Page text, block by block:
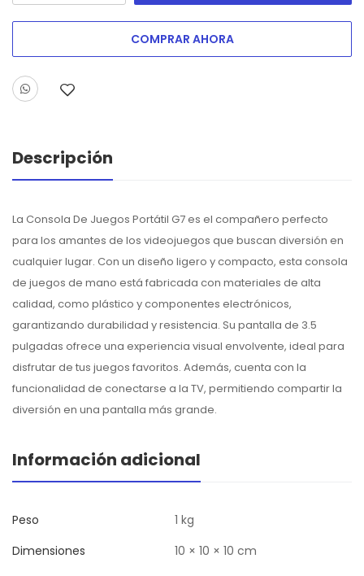
COMPRAR AHORA
Descripción
La Consola De Juegos Portátil G7 es el compañero perfecto
para los amantes de los videojuegos que buscan diversión en
cualquier lugar. Con un diseño ligero y compacto, esta consola
de juegos de mano está fabricada con materiales de alta
calidad, como plástico y componentes electrónicos,
garantizando durabilidad y resistencia. Su pantalla de 3.5
pulgadas ofrece una experiencia visual envolvente, ideal para
disfrutar de tus juegos favoritos. Además, cuenta con la
funcionalidad de conectarse a la TV, permitiendo compartir la
diversión en una pantalla más grande.
Información adicional
Peso
1 kg
Dimensiones
10 × 10 × 10 cm